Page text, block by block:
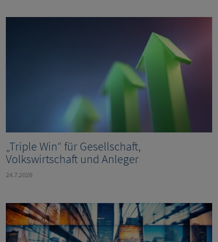
„Triple Win“ für Gesellschaft,
Volkswirtschaft und Anleger
24.7.2026